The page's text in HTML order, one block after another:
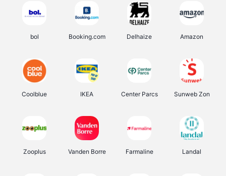
bol Booking.com Delhaize Amazon
Coolblue IKEA Center Parcs Sunweb Zon
Zooplus Vanden Borre Farmaline Landal